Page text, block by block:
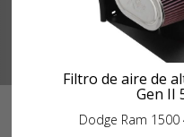
Filtro de aire de
Gen II
Dodge Ram